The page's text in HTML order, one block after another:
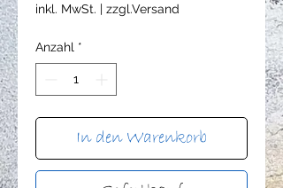
inkl. MwSt. | zzgl.Versand
Anzahl *
In den Warenkorb